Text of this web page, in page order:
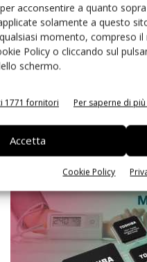
acconsentire a quanto
solamente a questo
momento, compreso
Policy o cliccando sul
schermo.
1771 fornitori Per saperne di
Accetta
Cookie Policy
industriali
Massimiliano Luce - 13 Dicembre